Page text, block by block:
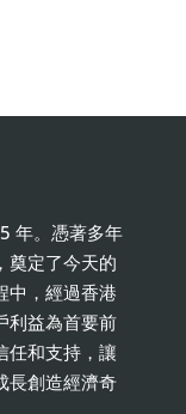
年。憑著多年
奠定了今天的
中，經過香港
利益為首要前
任和支持，讓
長創造經濟奇